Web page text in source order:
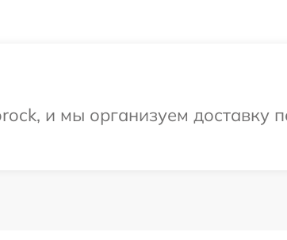
и мы организуем доставку